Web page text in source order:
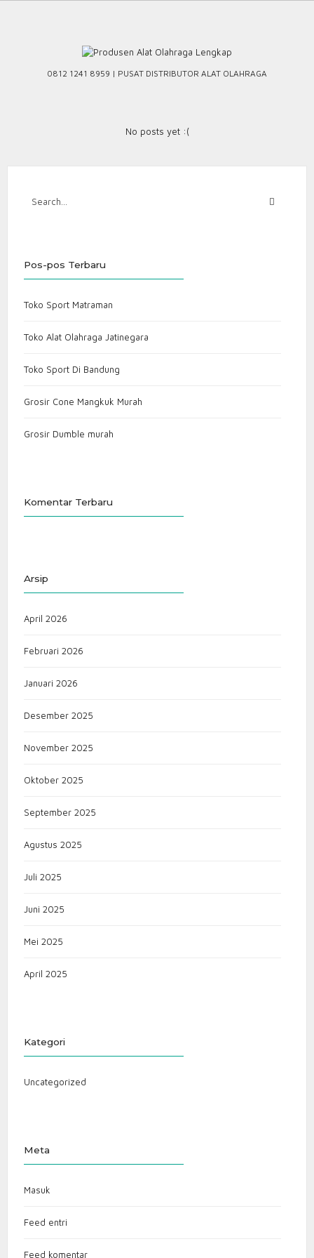
0812 1241 8959 | PUSAT DISTRIBUTOR ALAT OLAHRAGA
No posts yet :(
Pos-pos Terbaru
Toko Sport Matraman
Toko Alat Olahraga Jatinegara
Toko Sport Di Bandung
Grosir Cone Mangkuk Murah
Grosir Dumble murah
Komentar Terbaru
Arsip
April 2026
Februari 2026
Januari 2026
Desember 2025
November 2025
Oktober 2025
September 2025
Agustus 2025
Juli 2025
Juni 2025
Mei 2025
April 2025
Kategori
Uncategorized
Meta
Masuk
Feed entri
Feed komentar